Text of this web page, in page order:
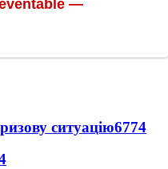
ситуацію6774